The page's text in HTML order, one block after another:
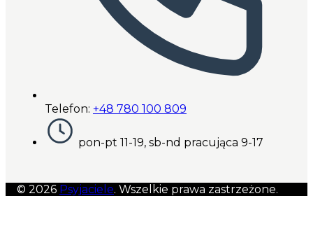
Telefon: +48 780 100 809
pon-pt 11-19, sb-nd pracująca 9-17
© 2026 Psyjaciele. Wszelkie prawa zastrzeżone.